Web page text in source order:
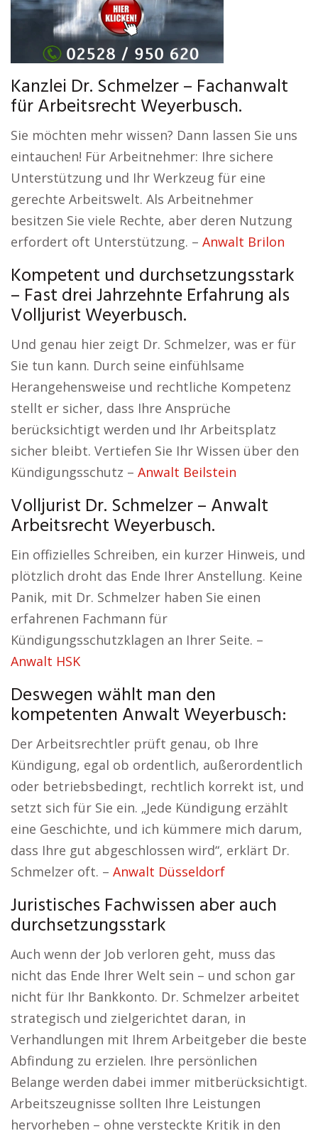
Kanzlei Dr. Schmelzer – Fachanwalt
für Arbeitsrecht Weyerbusch.
Sie möchten mehr wissen? Dann lassen Sie uns
eintauchen! Für Arbeitnehmer: Ihre sichere
Unterstützung und Ihr Werkzeug für eine
gerechte Arbeitswelt. Als Arbeitnehmer
besitzen Sie viele Rechte, aber deren Nutzung
erfordert oft Unterstützung. – Anwalt Brilon
Kompetent und durchsetzungsstark
– Fast drei Jahrzehnte Erfahrung als
Volljurist Weyerbusch.
Und genau hier zeigt Dr. Schmelzer, was er für
Sie tun kann. Durch seine einfühlsame
Herangehensweise und rechtliche Kompetenz
stellt er sicher, dass Ihre Ansprüche
berücksichtigt werden und Ihr Arbeitsplatz
sicher bleibt. Vertiefen Sie Ihr Wissen über den
Kündigungsschutz – Anwalt Beilstein
Volljurist Dr. Schmelzer – Anwalt
Arbeitsrecht Weyerbusch.
Ein offizielles Schreiben, ein kurzer Hinweis, und
plötzlich droht das Ende Ihrer Anstellung. Keine
Panik, mit Dr. Schmelzer haben Sie einen
erfahrenen Fachmann für
Kündigungsschutzklagen an Ihrer Seite. –
Anwalt HSK
Deswegen wählt man den
kompetenten Anwalt Weyerbusch:
Der Arbeitsrechtler prüft genau, ob Ihre
Kündigung, egal ob ordentlich, außerordentlich
oder betriebsbedingt, rechtlich korrekt ist, und
setzt sich für Sie ein. „Jede Kündigung erzählt
eine Geschichte, und ich kümmere mich darum,
dass Ihre gut abgeschlossen wird“, erklärt Dr.
Schmelzer oft. – Anwalt Düsseldorf
Juristisches Fachwissen aber auch
durchsetzungsstark
Auch wenn der Job verloren geht, muss das
nicht das Ende Ihrer Welt sein – und schon gar
nicht für Ihr Bankkonto. Dr. Schmelzer arbeitet
strategisch und zielgerichtet daran, in
Verhandlungen mit Ihrem Arbeitgeber die beste
Abfindung zu erzielen. Ihre persönlichen
Belange werden dabei immer mitberücksichtigt.
Arbeitszeugnisse sollten Ihre Leistungen
hervorheben – ohne versteckte Kritik in den